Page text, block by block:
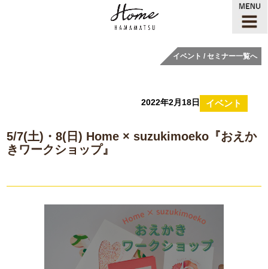
イベント / セミナー一覧へ
イベント
2022年2月18日
5/7(土)・8(日) Home × suzukimoeko『おえか
きワークショップ』